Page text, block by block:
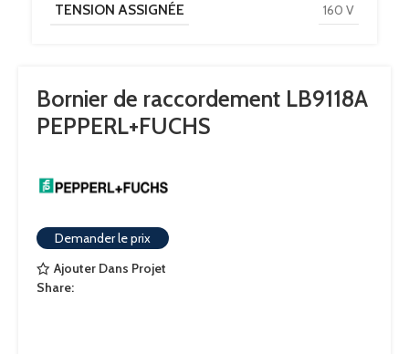
TENSION ASSIGNÉE 160 V
Bornier de raccordement LB9118A
PEPPERL+FUCHS
Demander le prix
Ajouter Dans Projet
Share: